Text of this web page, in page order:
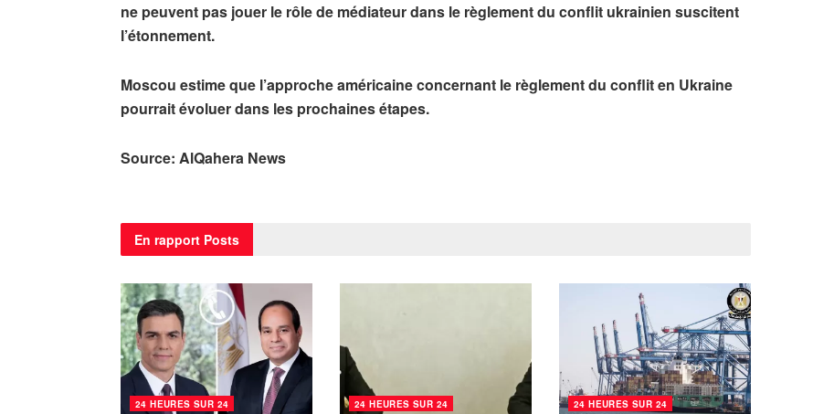
ne peuvent pas jouer le rôle de médiateur dans le règlement du conflit ukrainien suscitent
l’étonnement.
Moscou estime que l’approche américaine concernant le règlement du conflit en Ukraine
pourrait évoluer dans les prochaines étapes.
Source: AlQahera News
En rapport Posts
24 HEURES SUR 24 24 HEURES SUR 24 24 HEURES SUR 24